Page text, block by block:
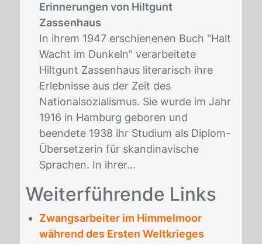
Erinnerungen von Hiltgunt
Zassenhaus
In ihrem 1947 erschienenen Buch "Halt
Wacht im Dunkeln" verarbeitete
Hiltgunt Zassenhaus literarisch ihre
Erlebnisse aus der Zeit des
Nationalsozialismus. Sie wurde im Jahr
1916 in Hamburg geboren und
beendete 1938 ihr Studium als Diplom-
Übersetzerin für skandinavische
Sprachen. In ihrer...
Wei­ter­füh­ren­de Links
Zwangsarbeiter im Himmelmoor
während des Ersten Weltkrieges